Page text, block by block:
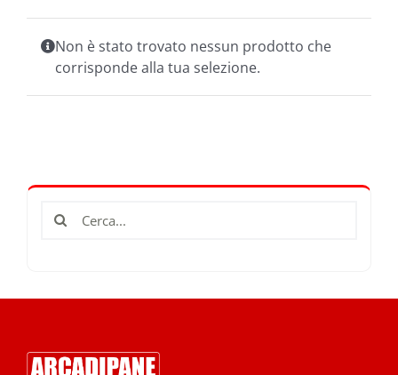
Non è stato trovato nessun prodotto che
corrisponde alla tua selezione.
Cerca
per: